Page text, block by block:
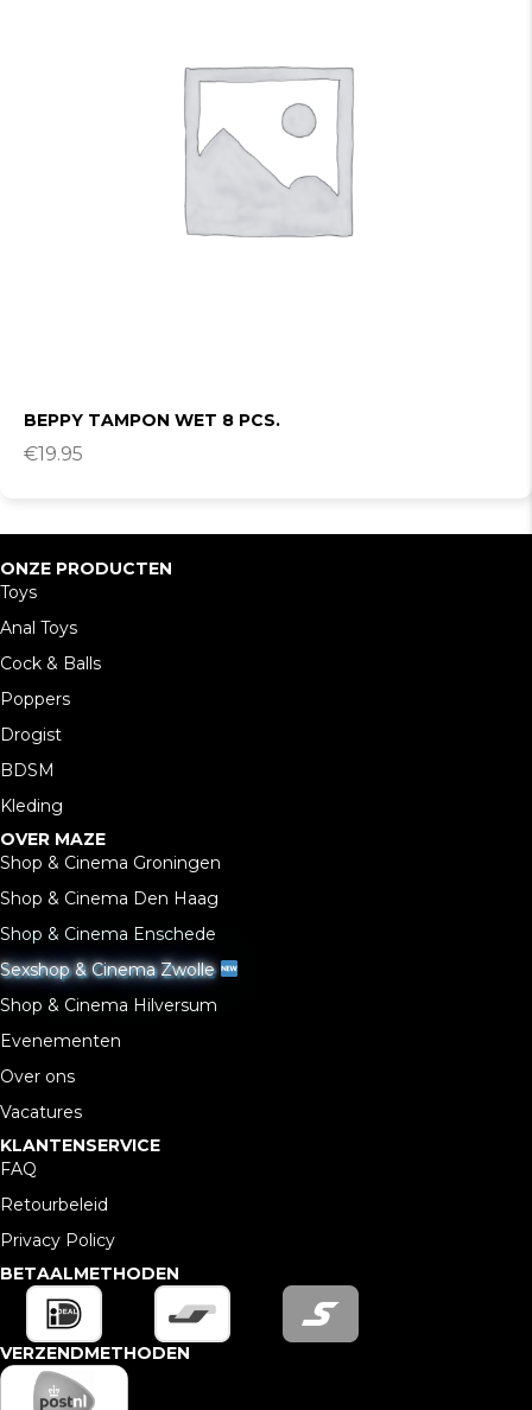
BEPPY TAMPON WET 8 PCS.
€19.95
ONZE PRODUCTEN
Toys
Anal Toys
Cock & Balls
Poppers
Drogist
BDSM
Kleding
OVER MAZE
Shop & Cinema Groningen
Shop & Cinema Den Haag
Shop & Cinema Enschede
Sexshop & Cinema Zwolle
Shop & Cinema Hilversum
Evenementen
Over ons
Vacatures
KLANTENSERVICE
FAQ
Retourbeleid
Privacy Policy
BETAALMETHODEN
VERZENDMETHODEN